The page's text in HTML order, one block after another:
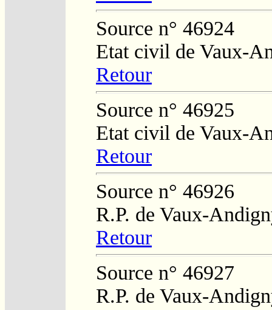
Source n° 46924
Etat civil de Vaux-
Retour
Source n° 46925
Etat civil de Vaux-
Retour
Source n° 46926
R.P. de Vaux-
Retour
Source n° 46927
R.P. de Vaux-